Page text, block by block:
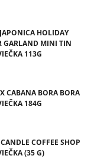
HOLIDAY
GARLAND MINI TIN
113G
CABANA BORA BORA
184G
COFFEE SHOP
(35 G)